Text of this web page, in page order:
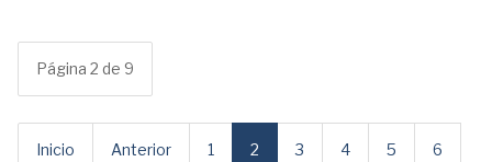
Página 2 de 9
Inicio Anterior 1 2 3 4 5 6